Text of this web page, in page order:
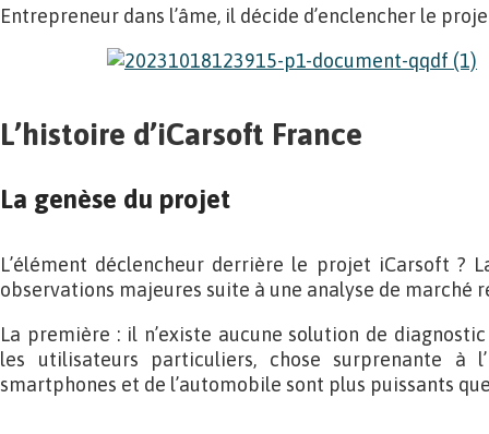
Entrepreneur dans l’âme, il décide d’enclencher le
L’histoire d’iCarsoft France
La genèse du projet
L’élément déclencheur derrière le projet iCarsoft ?
observations majeures suite à une analyse de marché
La première : il n’existe aucune solution de
les utilisateurs particuliers, chose surprenante à
smartphones et de l’automobile sont plus puissants